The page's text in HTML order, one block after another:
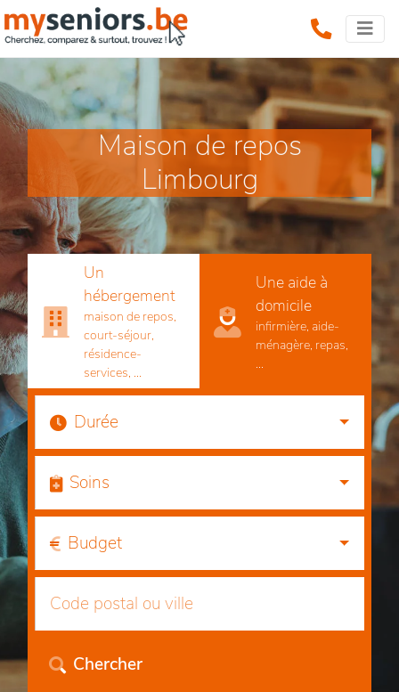
Maison de repos
Limbourg
Un
hébergement
maison de repos,
court-séjour,
résidence-
services, ...
Une aide à
domicile
infirmière, aide-
ménagère, repas,
...
Durée
Soins
Budget
Chercher